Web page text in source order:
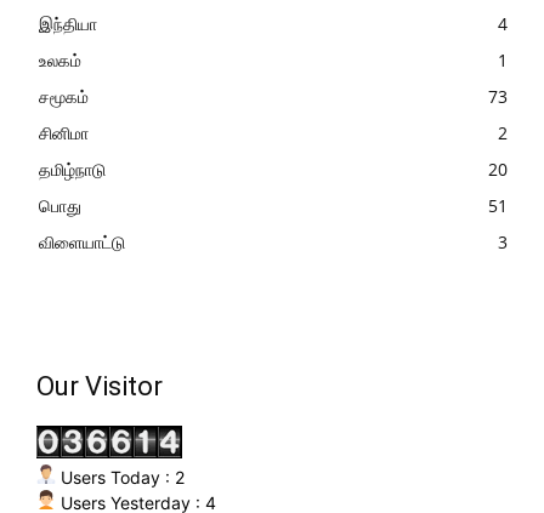
இந்தியா
4
உலகம்
1
சமூகம்
73
சினிமா
2
தமிழ்நாடு
20
பொது
51
விளையாட்டு
3
Our Visitor
Users Today : 2
Users Yesterday : 4